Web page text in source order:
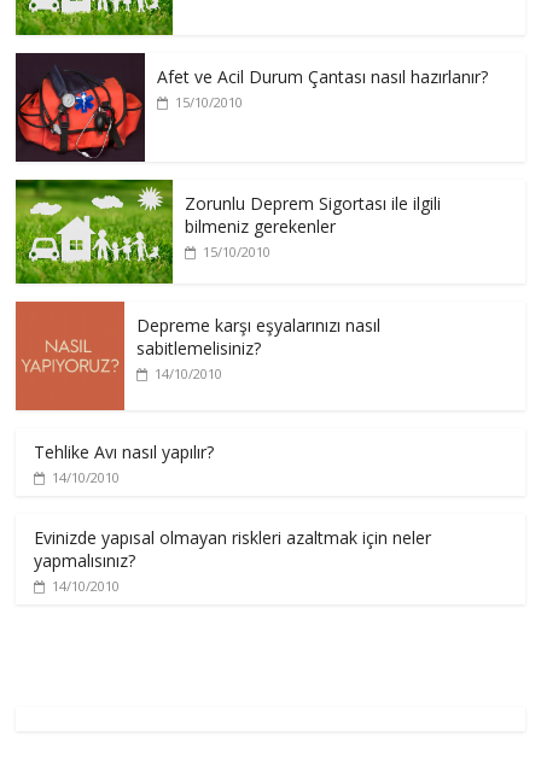
Afet ve Acil Durum Çantası nasıl hazırlanır?
15/10/2010
Zorunlu Deprem Sigortası ile ilgili
bilmeniz gerekenler
15/10/2010
Depreme karşı eşyalarınızı nasıl
sabitlemelisiniz?
14/10/2010
Tehlike Avı nasıl yapılır?
14/10/2010
Evinizde yapısal olmayan riskleri azaltmak için neler
yapmalısınız?
14/10/2010